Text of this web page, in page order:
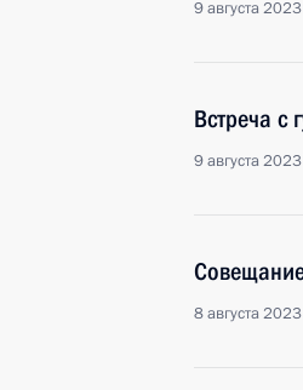
9 августа
Встреча с
9 августа
8 августа